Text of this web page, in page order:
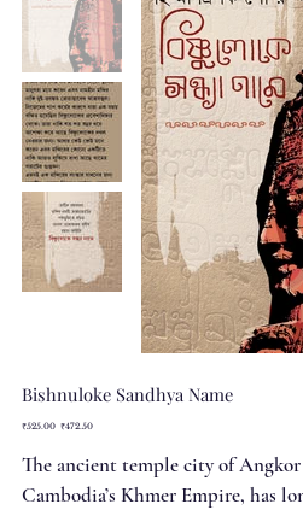
Bishnuloke Sandhya Name
Original
₹525.00 Sale
₹472.50
The ancient temple city of
Cambodia’s Khmer Empire, has